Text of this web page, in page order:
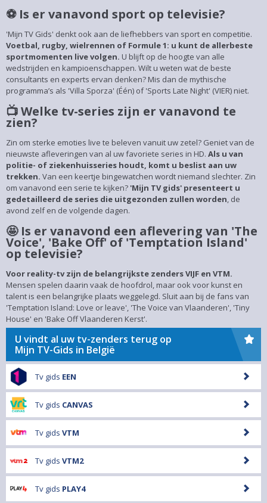
⚽ Is er vanavond sport op televisie?
'Mijn TV Gids' denkt ook aan de liefhebbers van sport en competitie.
Voetbal, rugby, wielrennen of Formule 1: u kunt de allerbeste
sportmomenten live volgen. U blijft op de hoogte van alle
wedstrijden en kampioenschappen. Wilt u weten wat de beste
consultants en experts ervan denken? Mis dan de mythische
programma’s als 'Villa Sporza' (Één) of 'Sports Late Night' (VIER) niet.
📺 Welke tv-series zijn er vanavond te
zien?
Zin om sterke emoties live te beleven vanuit uw zetel? Geniet van de
nieuwste afleveringen van al uw favoriete series in HD. Als u van
politie- of ziekenhuisseries houdt, komt u beslist aan uw
trekken. Van een keertje bingewatchen wordt niemand slechter. Zin
om vanavond een serie te kijken? 'Mijn TV gids' presenteert u
gedetailleerd de series die uitgezonden zullen worden, de
avond zelf en de volgende dagen.
🤩 Is er vanavond een aflevering van 'The
Voice', 'Bake Off' of 'Temptation Island'
op televisie?
Voor reality-tv zijn de belangrijkste zenders VIJF en VTM.
Mensen spelen daarin vaak de hoofdrol, maar ook voor kunst en
talent is een belangrijke plaats weggelegd. Sluit aan bij de fans van
'Temptation Island: Love or leave', 'The Voice van Vlaanderen', 'Tiny
House' en 'Bake Off Vlaanderen Kerst'.
U vindt al uw tv-zenders terug op
Mijn TV-Gids in België
Tv gids EEN
Tv gids CANVAS
Tv gids VTM
Tv gids VTM2
Tv gids PLAY4